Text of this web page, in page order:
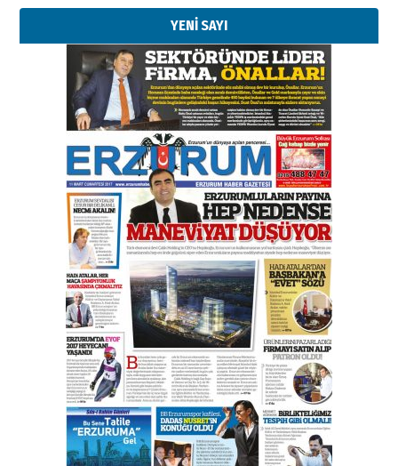
YENİ SAYI
Kenan GÜLERCİ
Murat Şahsuvaroğlu ERKON’da
çıtayı yukarı taşırken,
yönetimdekiler aşağı
çekmemeli!
17 Şubat 2026 SalıOrhan BOZKURT
Bir fotoğraf, bir şehir, bir
gazeteci… Dizginler kimin
elinde?
31 Mart 2026 Salı
A. Berhan Yılmaz
BİR BÖLÜM DEĞİL, BİR ÖMÜR
SEÇİYORSUNUZ… “NEDEN
ATATÜRK ÜNİVERSİTESİ?”
28 Temmuz 2026 Salı
Ahmet Gökhan YAZICI
Ahmed Yesevi’den bir Alperen…
”Reisimiz” idi… Hakka yürüdü.!
26 Mart 2026 Perşembe
Cem Bakırcı
Ardında bıraktığı hatıralarıyla
gönül adamı Faruk Terzioğlu!
13 Mayıs 2026 Çarşamba
Esat BİNDESEN